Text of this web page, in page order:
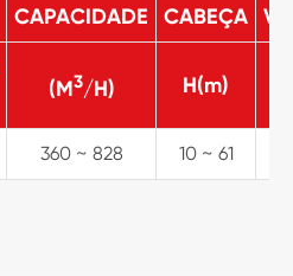
CAPACIDADE CABEÇA
(M3/H) H(m)
360 ~ 828 10 ~ 61